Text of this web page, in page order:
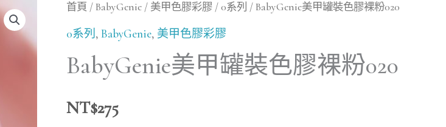
首頁 /BabyGenie / 美甲色膠彩膠 /0系列 / BabyGenie美甲罐裝色膠裸粉020
0系列 , BabyGenie, 美甲色膠彩膠
BabyGenie美甲罐裝色膠裸粉020
NT$275
BabyGenie
美
罐
色